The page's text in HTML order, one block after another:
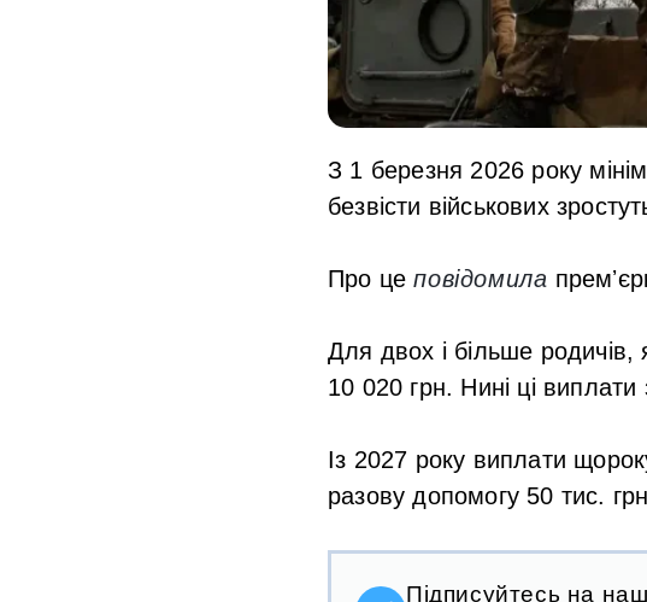
З 1 березня 2026 року
безвісти військових
Про цеповідомила
Для двох і більше родичів,
10 020 грн. Нині ці
Із 2027 року виплати
разову допомогу 50 тис.
Підписуйтесь на наш